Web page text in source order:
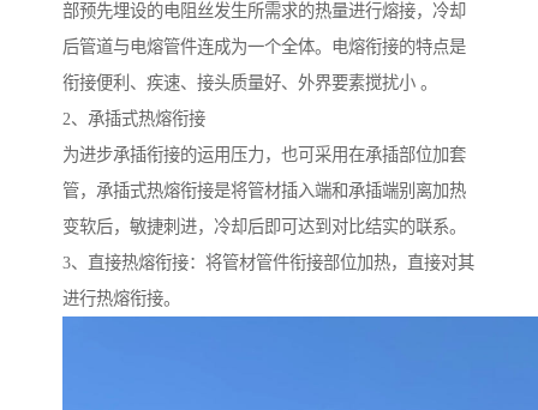
部预先埋设的电阻丝发生所需求的热量进行熔接，冷却
后管道与电熔管件连成为一个全体。电熔衔接的特点是
衔接便利、疾速、接头质量好、外界要素搅扰小 。
2、承插式热熔衔接
为进步承插衔接的运用压力，也可采用在承插部位加套
管，承插式热熔衔接是将管材插入端和承插端别离加热
变软后，敏捷刺进，冷却后即可达到对比结实的联系。
3、直接热熔衔接：将管材管件衔接部位加热，直接对其
进行热熔衔接。